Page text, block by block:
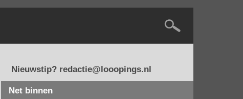
Nieuwstip? redactie@looopings.nl
Net binnen